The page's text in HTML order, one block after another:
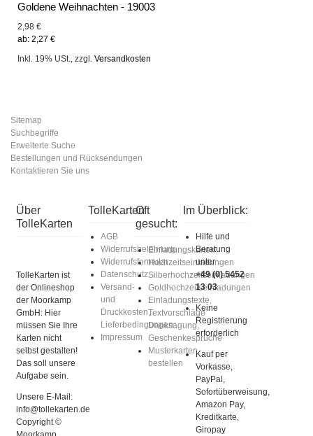
Goldene Weihnachten - 19003
2,98 €
ab: 2,27 €
Inkl. 19% USt.,zzgl.Versandkosten
Sitemap
Suchbegriffe
Erweiterte Suche
Bestellungen und Rücksendungen
Kontaktieren Sie uns
Über
TolleKarten
TolleKarten ist
der Onlineshop
der Moorkamp
GmbH: Hier
müssen Sie Ihre
Karten nicht
selbst gestalten!
Das soll unsere
Aufgabe sein.
Unsere E-Mail:
info@tollekarten.de
Copyright ©
TolleKarten
AGB
Widerrufsbelehrung
Widerrufsformular
Datenschutz
Versand-
und
Druckkosten,
Lieferbedingungen
Impressum
Oft
gesucht:
Einladungskarten
Hochzeitseinladungen
Silberhochzeitseinladungen
Goldhochzeitseinladungen
Einladungstexte,
Textvorschläge
Danksagung,
Geschenkesprüche
Musterkarten
bestellen
Im Überblick:
Hilfe und
Beratung
unter
+49 (0) 5452
13 03
Keine
Registrierung
erforderlich
Kauf per
Vorkasse,
PayPal,
Sofortüberweisung,
Amazon Pay,
Kreditkarte,
Giropay